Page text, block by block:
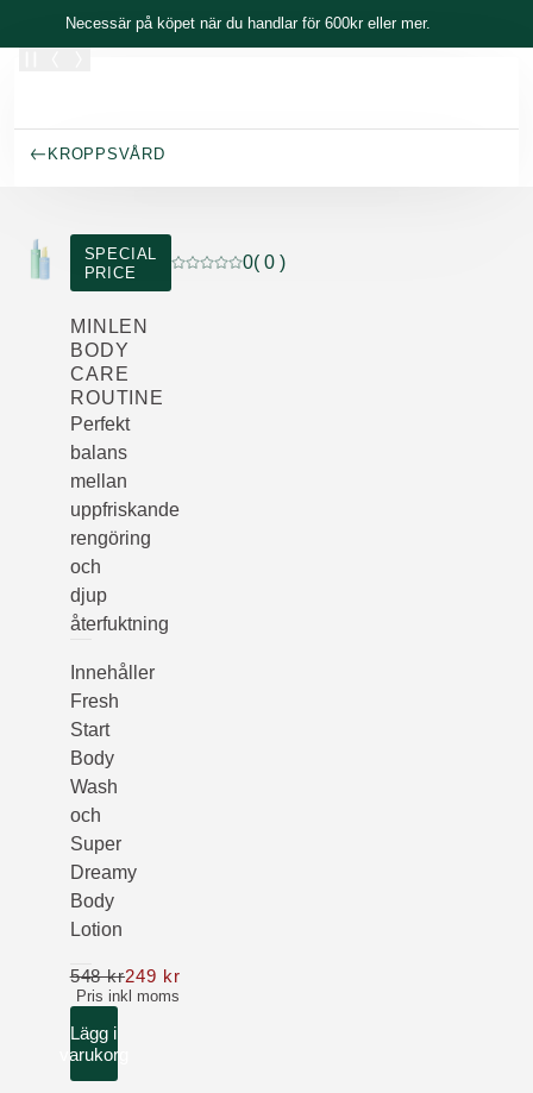
Necessär på köpet när du handlar för 600kr eller mer.
KROPPSVÅRD
SPECIAL
PRICE
Nuvarande betyg: 0 av 5 stjärnor
0( 0 )
MINLEN
BODY
CARE
ROUTINE
Perfekt
balans
mellan
uppfriskande
rengöring
och
djup
återfuktning
Innehåller
Fresh
Start
Body
Wash
och
Super
Dreamy
Body
Lotion
Pris inkl moms
548 kr249 krNu 249 kr ordinarie pris 548 kr
Lägg i
varukorg